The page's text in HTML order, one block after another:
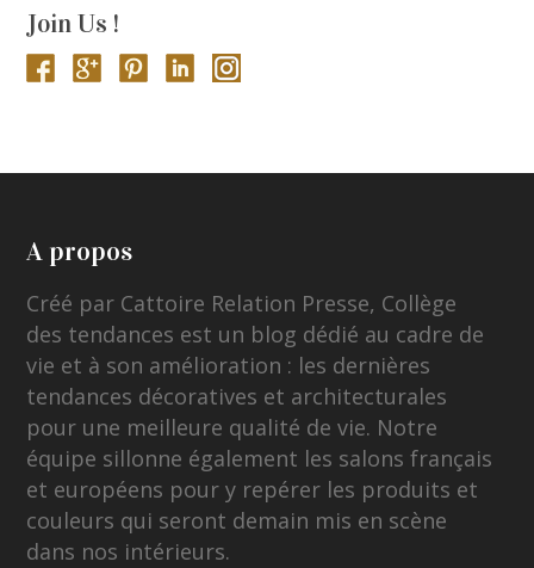
Join Us !
A propos
Créé par Cattoire Relation Presse, Collège
des tendances est un blog dédié au cadre de
vie et à son amélioration : les dernières
tendances décoratives et architecturales
pour une meilleure qualité de vie. Notre
équipe sillonne également les salons français
et européens pour y repérer les produits et
couleurs qui seront demain mis en scène
dans nos intérieurs.